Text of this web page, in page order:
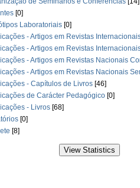
[0]
Laboratoriais [0]
- Artigos em Revistas
- Artigos em Revistas
- Artigos em Revistas Nacionais
- Artigos em Revistas Nacionais
- Capítulos de Livros [46]
de Carácter Pedagógico [0]
- Livros [68]
[0]
[8]